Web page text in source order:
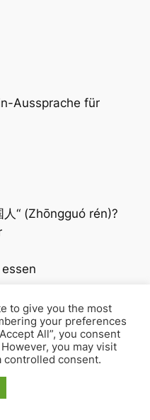
Aussprache für
“ (Zhōngguó rén)?
Wort für
to give you the most
your preferences
All”, you consent
you may visit
controlled consent.